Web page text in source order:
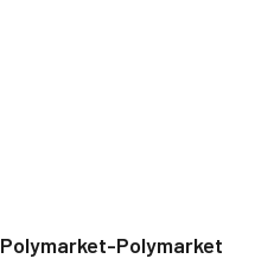
Polymarket-Polymarket